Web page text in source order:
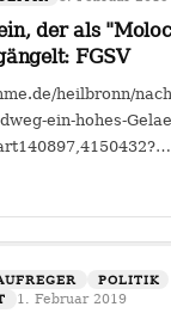
der als
FGSV
heilbronn/
ein-hohes-
POLITIK
1. Februar 2019